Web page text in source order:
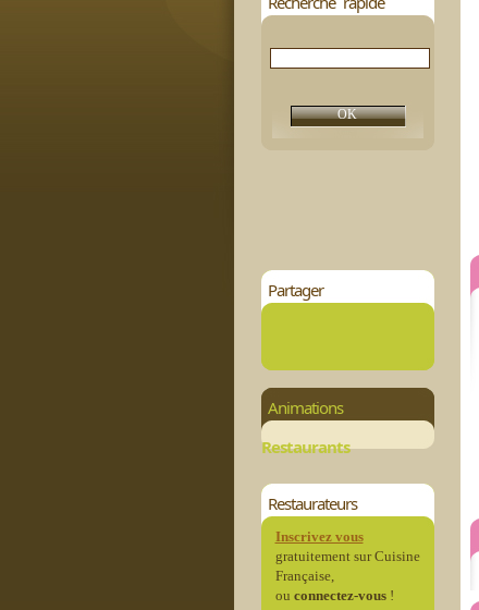
Partager
Animations
Restaurants
Restaurateurs
Inscrivez vous
gratuitement sur Cuisine
Française,
ou connectez-vous!